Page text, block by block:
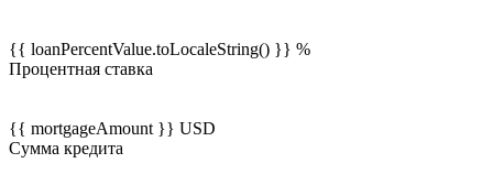
{{ loanPercentValue.toLocaleString() }} %
Процентная ставка
{{ mortgageAmount }} USD
Сумма кредита